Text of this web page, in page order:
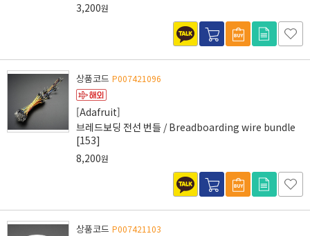
3,200원
상품코드 P007421096
[Adafruit]
브레드보딩 전선 번들 / Breadboarding wire bundle
[153]
8,200원
상품코드 P007421103